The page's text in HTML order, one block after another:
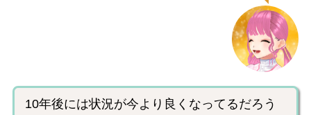
10年後には状況が今より良くなってるだろう